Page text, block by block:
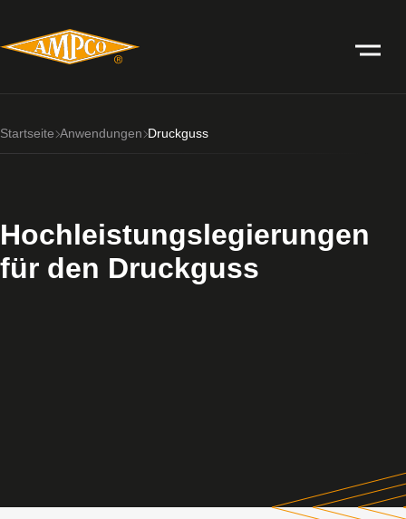
Startseite Anwendungen Druckguss
Hochleistungslegierungen
für den Druckguss